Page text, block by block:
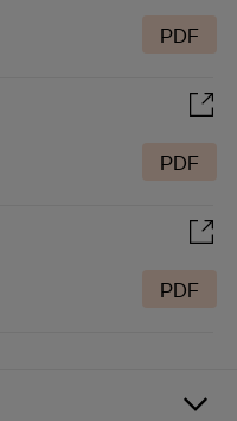
PDF
PDF
PDF